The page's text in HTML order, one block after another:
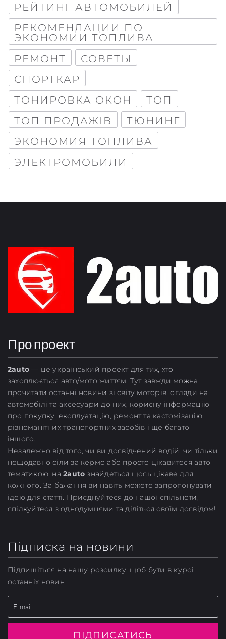
РЕЙТИНГ АВТОМОБИЛЕЙ
РЕКОМЕНДАЦИИ ПО
ЭКОНОМИИ ТОПЛИВА
РЕМОНТ
СОВЕТЫ
СПОРТКАР
ТОНИРОВКА ОКОН
ТОП
ТОП ПРОДАЖІВ
ТЮНИНГ
ЭКОНОМИЯ ТОПЛИВА
ЭЛЕКТРОМОБИЛИ
Про проект
2auto — це український проект для тих, хто
захоплюється авто/мото життям. Тут завжди можна
прочитати останні новини зі світу моторів, огляди на
автомобілі та аксесуари до них, корисну інформацію
про покупку, експлуатацію, ремонт та кастомізацію
різноманітних транспортних засобів і ще багато
іншого.
Незалежно від того, чи ви досвідчений водій, чи тільки
нещодавно сіли за кермо або просто цікавитеся авто
тематикою, на2auto знайдеться щось цікаве для
кожного. За бажання ви навіть можете запропонувати
ідею для статті. Приєднуйтеся до нашої спільноти,
спілкуйтеся з однодумцями та діліться своїм досвідом!
Підписка на новини
Підпишіться на нашу розсилку, щоб бути в курсі
останніх новин
ПІДПИСАТИСЬ